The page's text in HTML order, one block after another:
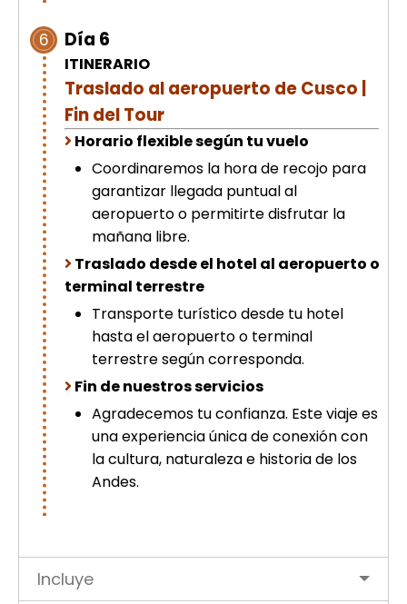
6 Día 6
ITINERARIO
Traslado al aeropuerto de Cusco |
Fin del Tour
Horario flexible según tu vuelo
Coordinaremos la hora de recojo para
garantizar llegada puntual al
aeropuerto o permitirte disfrutar la
mañana libre.
Traslado desde el hotel al aeropuerto o
terminal terrestre
Transporte turístico desde tu hotel
hasta el aeropuerto o terminal
terrestre según corresponda.
Fin de nuestros servicios
Agradecemos tu confianza. Este viaje es
una experiencia única de conexión con
la cultura, naturaleza e historia de los
Andes.
Incluye